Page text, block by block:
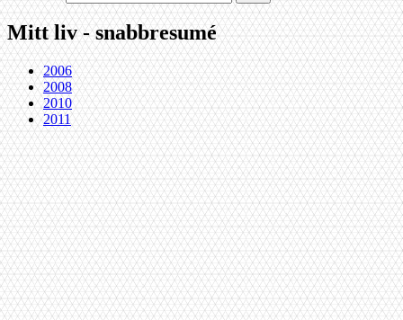
Mitt liv - snabbresumé
2006
2008
2010
2011